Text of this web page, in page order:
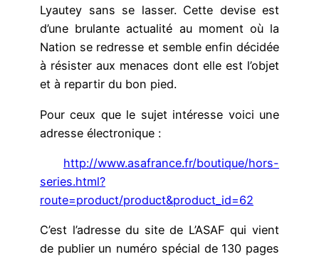
Lyautey sans se lasser. Cette devise est
d’une brulante actualité au moment où la
Nation se redresse et semble enfin décidée
à résister aux menaces dont elle est l’objet
et à repartir du bon pied.
Pour ceux que le sujet intéresse voici une
adresse électronique :
http://www.asafrance.fr/boutique/hors-
series.html?
route=product/product&product_id=62
C’est l’adresse du site de L’ASAF qui vient
de publier un numéro spécial de 130 pages